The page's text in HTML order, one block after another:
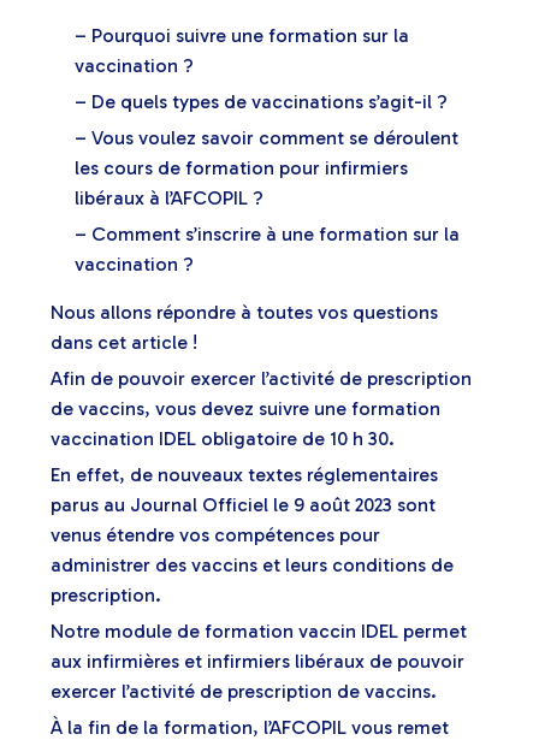
– Pourquoi suivre une formation sur la
vaccination ?
– De quels types de vaccinations s’agit-il ?
– Vous voulez savoir comment se déroulent
les cours de formation pour infirmiers
libéraux à l’AFCOPIL ?
– Comment s’inscrire à une formation sur la
vaccination ?
Nous allons répondre à toutes vos questions
dans cet article !
Afin de pouvoir exercer l’activité de prescription
de vaccins, vous devez suivre une formation
vaccination IDEL obligatoire de 10 h 30.
En effet, de nouveaux textes réglementaires
parus au Journal Officiel le 9 août 2023 sont
venus étendre vos compétences pour
administrer des vaccins et leurs conditions de
prescription.
Notre module de formation vaccin IDEL permet
aux infirmières et infirmiers libéraux de pouvoir
exercer l’activité de prescription de vaccins.
À la fin de la formation, l’AFCOPIL vous remet